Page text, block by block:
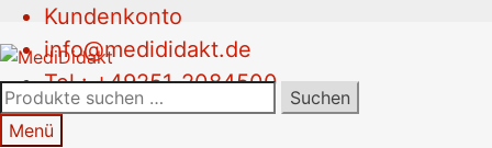
Kundenkonto
info@medididakt.de
Tel.: +49251-2084500
Navigation
springen
zum
Inhalt
Suchen
nach:
Suchen
Menü